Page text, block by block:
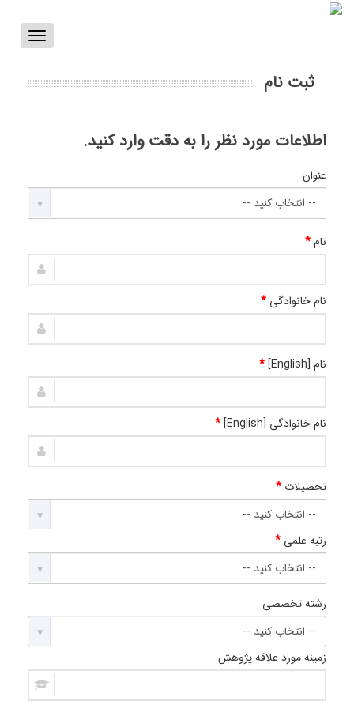
Toggle
ثبت نام
اطلاعات مورد نظر را به دقت وارد کنید.
عنوان
نام*
نام خانوادگی *
نام [English] *
نام خانوادگی [English] *
تحصیلات *
رتبه علمی *
رشته تخصصی
زمینه مورد علاقه پژوهش